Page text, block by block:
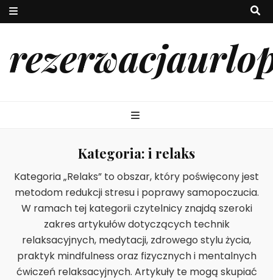
Kategoria: i relaks
Kategoria „Relaks” to obszar, który poświęcony jest
metodom redukcji stresu i poprawy samopoczucia.
W ramach tej kategorii czytelnicy znajdą szeroki
zakres artykułów dotyczących technik
relaksacyjnych, medytacji, zdrowego stylu życia,
praktyk mindfulness oraz fizycznych i mentalnych
ćwiczeń relaksacyjnych. Artykuły te mogą skupiać